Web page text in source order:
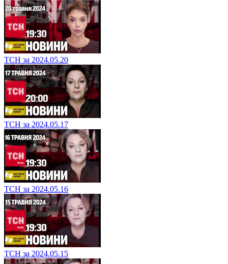
ТСН за 2024.05.20
ТСН за 2024.05.17
ТСН за 2024.05.16
ТСН за 2024.05.15